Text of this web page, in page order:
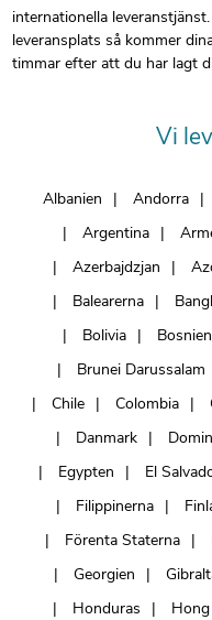
internationella
leveransplats så kommer
timmar efter att du har lagt
Vi
Albanien Andorra
Argentina
Azerbajdzjan
Balearerna
Bolivia
Brunei Darussalam
Chile
Colombia
Danmark
Egypten
El
Filippinerna
Förenta Staterna
Georgien
Honduras